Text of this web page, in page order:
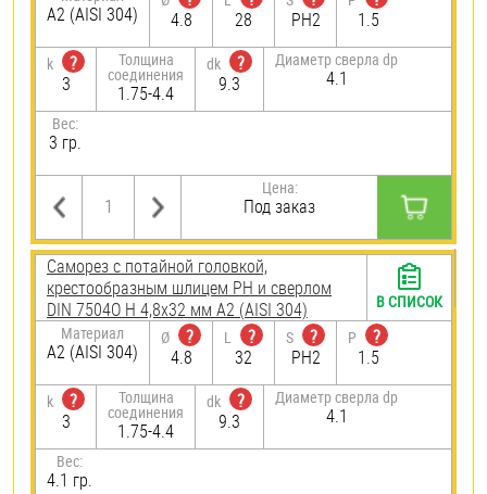
А2 (AISI 304)
4.8
28
PH2
1.5
k
?
3
Толщина
соединения
1.75-4.4
dk
?
9.3
Диаметр сверла dp
4.1
Вес:
3 гр.
Цена:
Под заказ
Саморез с потайной головкой,
крестообразным шлицем PH и сверлом
DIN 7504O H 4,8х32 мм А2 (AISI 304)
Материал
А2 (AISI 304)
Ø
?
4.8
L
?
32
S
?
PH2
P
?
1.5
k
?
3
Толщина
соединения
1.75-4.4
dk
?
9.3
Диаметр сверла dp
4.1
Вес:
4.1 гр.
В СПИСОК